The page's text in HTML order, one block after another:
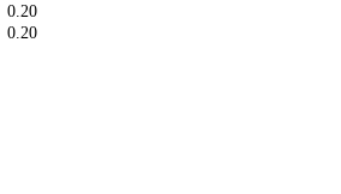
0.20
0.20